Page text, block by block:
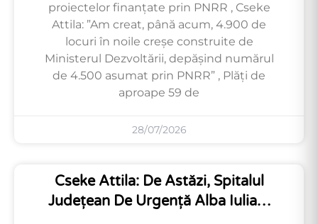
proiectelor finanțate prin PNRR , Cseke
Attila: ”Am creat, până acum, 4.900 de
locuri în noile creșe construite de
Ministerul Dezvoltării, depășind numărul
de 4.500 asumat prin PNRR” , Plăți de
aproape 59 de
28/07/2026
Cseke Attila: De Astăzi, Spitalul
Județean De Urgență Alba Iulia…